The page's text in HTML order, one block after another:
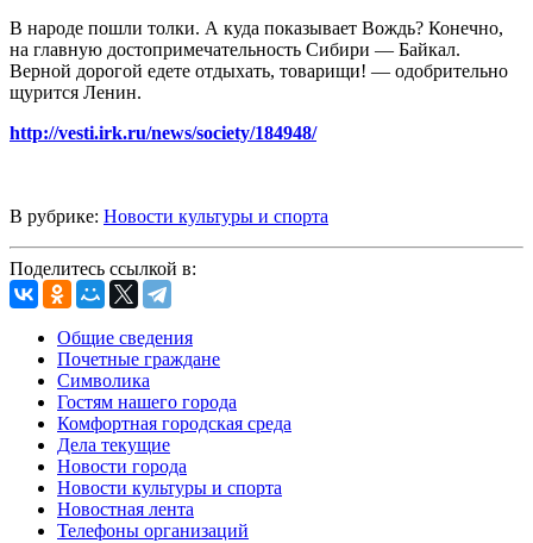
В народе пошли толки. А куда показывает Вождь? Конечно,
на главную достопримечательность Сибири — Байкал.
Верной дорогой едете отдыхать, товарищи! — одобрительно
щурится Ленин.
http://vesti.irk.ru/news/society/184948/
В рубрике: Новости культуры и спорта
Поделитесь ссылкой в:
Общие сведения
Почетные граждане
Символика
Гостям нашего города
Комфортная городская среда
Дела текущие
Новости города
Новости культуры и спорта
Новостная лента
Телефоны организаций